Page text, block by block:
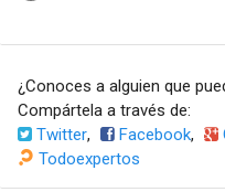
¿Conoces a alguien que
Compártela a través de:
Twitter, Facebook,
Todoexpertos